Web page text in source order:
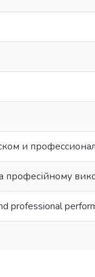
и
професійному
professional